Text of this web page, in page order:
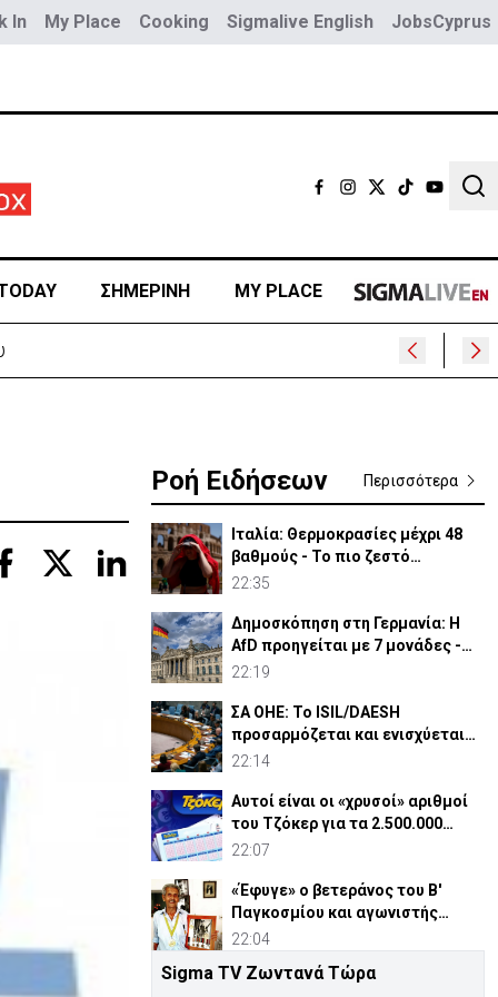
In My Place Cooking Sigmalive English JobsCyprus
ΣΗΜΕΡΙΝΗ MY PLACE
Ροή Ειδήσεων Περισσότερα
Ιταλία: Θερμοκρασίες μέχρι 48
βαθμούς - Το πιο ζεστό
καλοκαίρι των 100 χρόνων
22:35
Δημοσκόπηση στη Γερμανία: Η
AfD προηγείται με 7 μονάδες -
Διεύρυνε τη διαφορά
22:19
ΣΑ ΟΗΕ: Το ISIL/DAESH
προσαρμόζεται και ενισχύεται
στην Αφρική - Πώς απειλεί
22:14
Αυτοί είναι οι «χρυσοί» αριθμοί
του Τζόκερ για τα 2.500.000
ευρώ
22:07
«Έφυγε» ο βετεράνος του Β'
Παγκοσμίου και αγωνιστής
ΕΟΚΑ, Παύλος Μ. Κασάπης
22:04
«Όχι» 9 χωρών σε ισχυρισμό
Sigma TV Ζωντανά Τώρα